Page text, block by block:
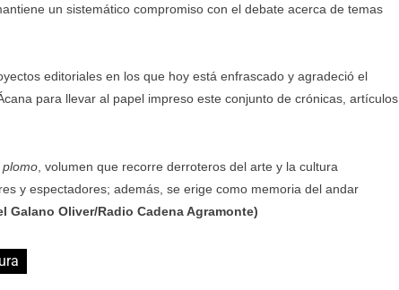
un sistemático compromiso con el debate acerca de temas
editoriales en los que hoy está enfrascado y agradeció el
para llevar al papel impreso este conjunto de crónicas, artículos
, volumen que recorre derroteros del arte y la cultura
y espectadores; además, se erige como memoria del andar
Galano Oliver/Radio Cadena Agramonte)